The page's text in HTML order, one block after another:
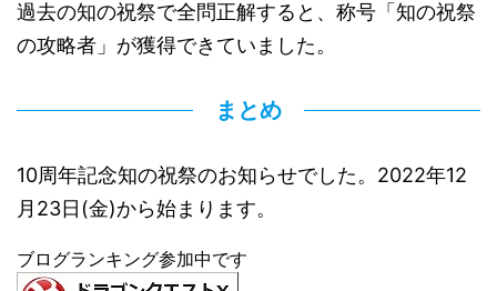
過去の知の祝祭で全問正解すると、称号「知の祝祭
の攻略者」が獲得できていました。
まとめ
10周年記念知の祝祭のお知らせでした。2022年12
月23日(金)から始まります。
ブログランキング参加中です